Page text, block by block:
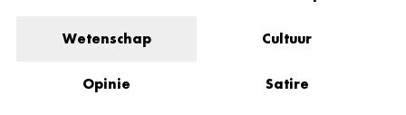
Wetenschap Cultuur
Opinie Satire